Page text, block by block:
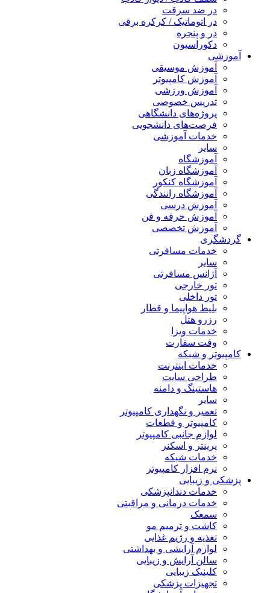
در ضد سرقت
در اتوماتیک / کرکره برقی
در و پنجره
دکوراسیون
آموزشی
آموزش موسیقی
آموزش کامپیوتر
آموزش ورزشی
تدریس خصوصی
پروژه‌های دانشگاهی
فرصت‌های دانشجویی
خدمات آموزشی
سایر
آموزشگاه
آموزشگاه زبان
آموزشگاه کنکور
آموزشگاه رانندگی
آموزش درسی
آموزش حرفه و فن
آموزش تخصصی
گردشگری
خدمات مسافرتی
سایر
آژانس مسافرتی
تور خارجی
تور داخلی
بلیط هواپیما و قطار
رزرو هتل
خدمات ویزا
وقت سفارت
کامپیوتر و شبکه
خدمات اینترنت
طراحی سایت
هاستینگ و دامنه
سایر
تعمیر و نگهداری کامپیوتر
کامپیوتر و قطعات
لوازم جانبی کامپیوتر
پرینتر و اسکنر
خدمات شبکه
نرم افزار کامپیوتر
پزشکی و زیبایی
خدمات دندانپزشکی
خدمات درمانی و مراقبتی
سمعک
کاشت و ترمیم مو
تغذیه و رژیم غذایی
لوازم آرایشی و بهداشتی
سالن آرایش و زیبایی
کلینیک زیبایی
تجهیزات پزشکی